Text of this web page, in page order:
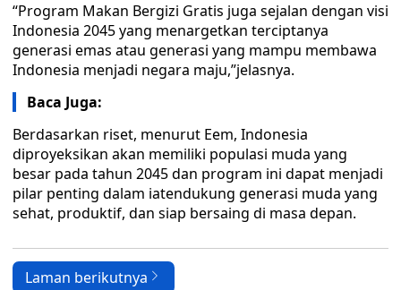
“Program Makan Bergizi Gratis juga sejalan dengan visi
Indonesia 2045 yang menargetkan terciptanya
generasi emas atau generasi yang mampu membawa
Indonesia menjadi negara maju,”jelasnya.
Baca Juga:
Berdasarkan riset, menurut Eem, Indonesia
diproyeksikan akan memiliki populasi muda yang
besar pada tahun 2045 dan program ini dapat menjadi
pilar penting dalam iatendukung generasi muda yang
sehat, produktif, dan siap bersaing di masa depan.
Laman berikutnya